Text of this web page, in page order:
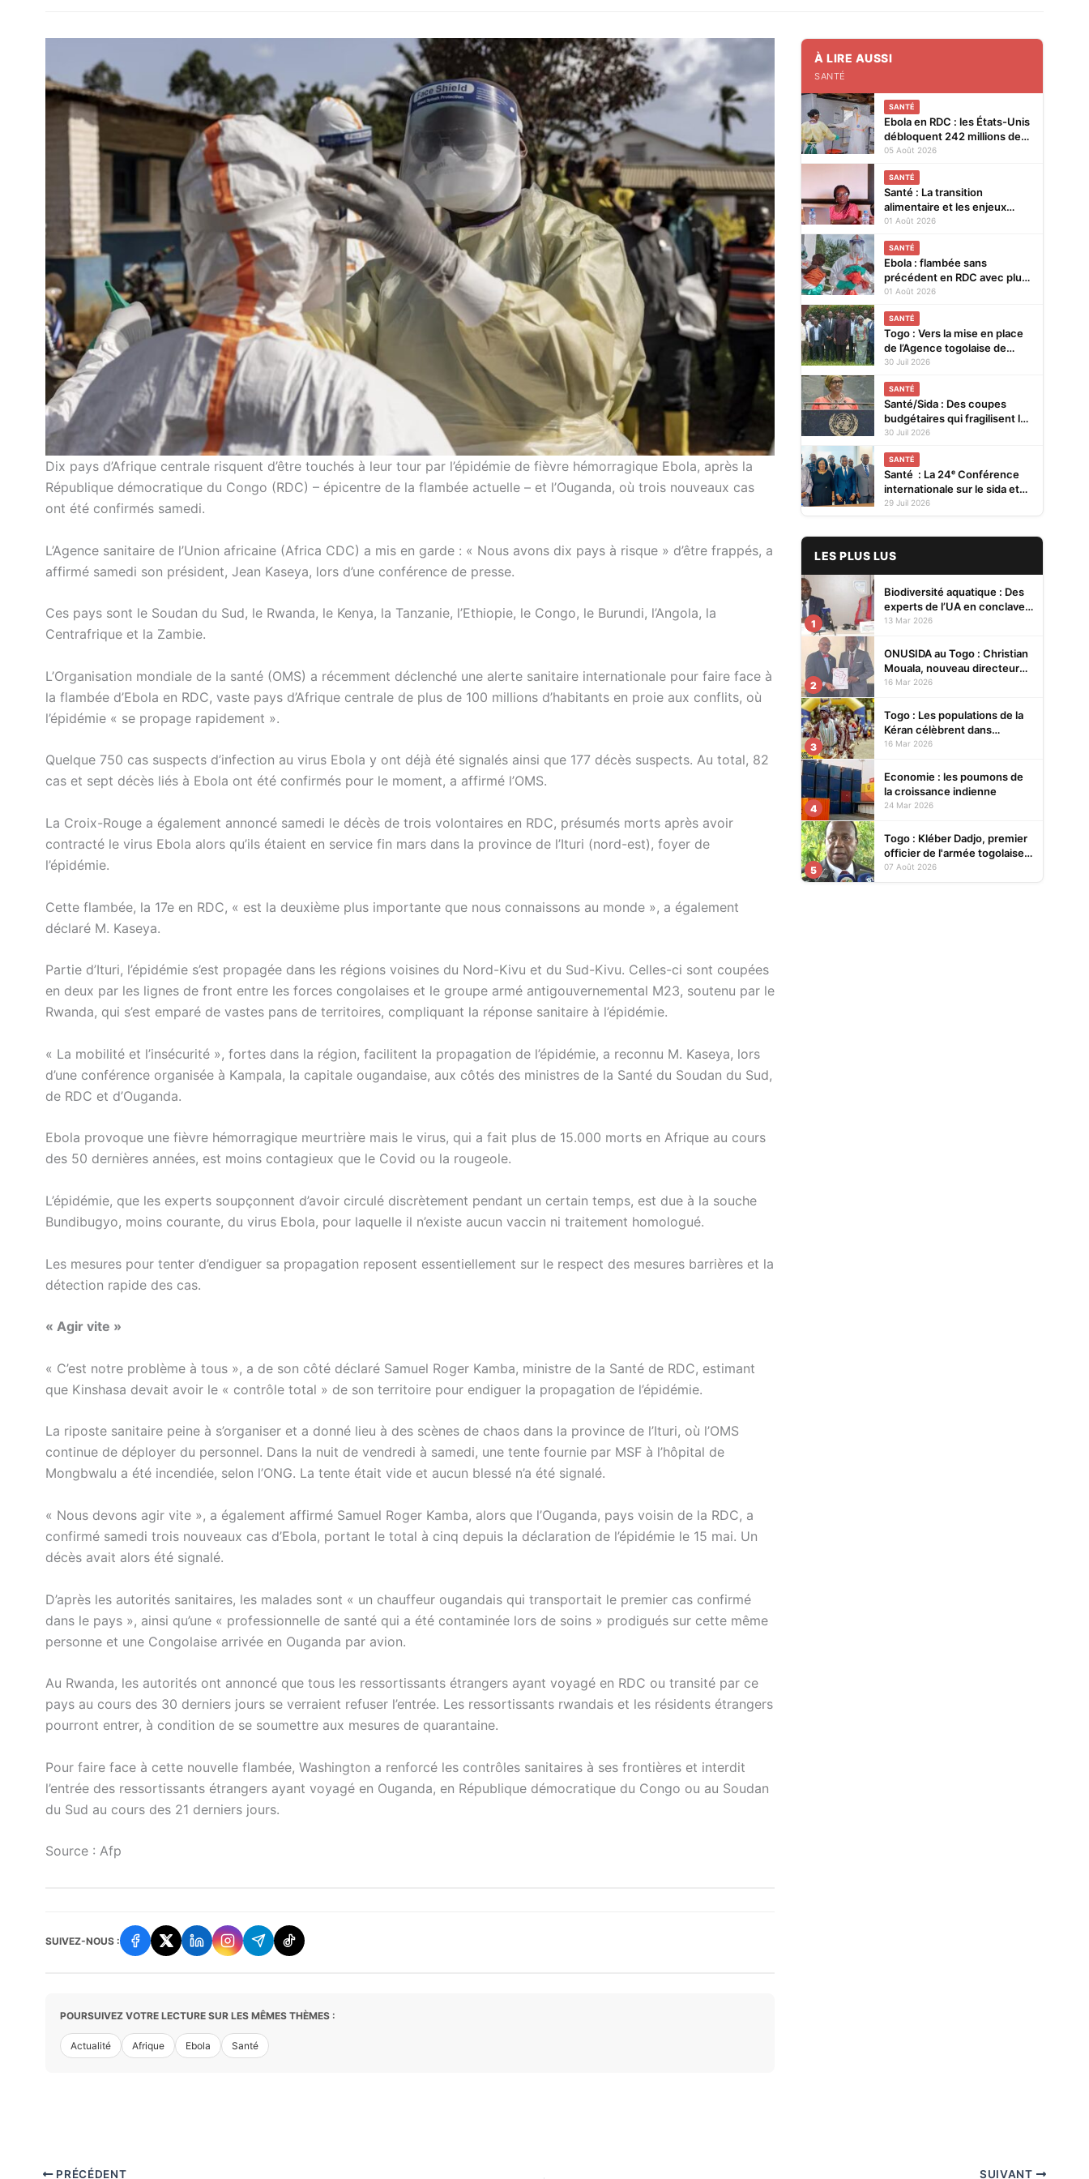
Dix pays d’Afrique centrale risquent d’être touchés à leur tour par l’épidémie de fièvre hémorragique Ebola, après la
République démocratique du Congo (RDC) – épicentre de la flambée actuelle – et l’Ouganda, où trois nouveaux cas
ont été confirmés samedi.
L’Agence sanitaire de l’Union africaine (Africa CDC) a mis en garde : « Nous avons dix pays à risque » d’être frappés, a
affirmé samedi son président, Jean Kaseya, lors d’une conférence de presse.
Ces pays sont le Soudan du Sud, le Rwanda, le Kenya, la Tanzanie, l’Ethiopie, le Congo, le Burundi, l’Angola, la
Centrafrique et la Zambie.
L’Organisation mondiale de la santé (OMS) a récemment déclenché une alerte sanitaire internationale pour faire face à
la flambée d’Ebola en RDC, vaste pays d’Afrique centrale de plus de 100 millions d’habitants en proie aux conflits, où
l’épidémie « se propage rapidement ».
Quelque 750 cas suspects d’infection au virus Ebola y ont déjà été signalés ainsi que 177 décès suspects. Au total, 82
cas et sept décès liés à Ebola ont été confirmés pour le moment, a affirmé l’OMS.
La Croix-Rouge a également annoncé samedi le décès de trois volontaires en RDC, présumés morts après avoir
contracté le virus Ebola alors qu’ils étaient en service fin mars dans la province de l’Ituri (nord-est), foyer de
l’épidémie.
Cette flambée, la 17e en RDC, « est la deuxième plus importante que nous connaissons au monde », a également
déclaré M. Kaseya.
Partie d’Ituri, l’épidémie s’est propagée dans les régions voisines du Nord-Kivu et du Sud-Kivu. Celles-ci sont coupées
en deux par les lignes de front entre les forces congolaises et le groupe armé antigouvernemental M23, soutenu par le
Rwanda, qui s’est emparé de vastes pans de territoires, compliquant la réponse sanitaire à l’épidémie.
« La mobilité et l’insécurité », fortes dans la région, facilitent la propagation de l’épidémie, a reconnu M. Kaseya, lors
d’une conférence organisée à Kampala, la capitale ougandaise, aux côtés des ministres de la Santé du Soudan du Sud,
de RDC et d’Ouganda.
Ebola provoque une fièvre hémorragique meurtrière mais le virus, qui a fait plus de 15.000 morts en Afrique au cours
des 50 dernières années, est moins contagieux que le Covid ou la rougeole.
L’épidémie, que les experts soupçonnent d’avoir circulé discrètement pendant un certain temps, est due à la souche
Bundibugyo, moins courante, du virus Ebola, pour laquelle il n’existe aucun vaccin ni traitement homologué.
Les mesures pour tenter d’endiguer sa propagation reposent essentiellement sur le respect des mesures barrières et la
détection rapide des cas.
« Agir vite »
« C’est notre problème à tous », a de son côté déclaré Samuel Roger Kamba, ministre de la Santé de RDC, estimant
que Kinshasa devait avoir le « contrôle total » de son territoire pour endiguer la propagation de l’épidémie.
La riposte sanitaire peine à s’organiser et a donné lieu à des scènes de chaos dans la province de l’Ituri, où l’OMS
continue de déployer du personnel. Dans la nuit de vendredi à samedi, une tente fournie par MSF à l’hôpital de
Mongbwalu a été incendiée, selon l’ONG. La tente était vide et aucun blessé n’a été signalé.
« Nous devons agir vite », a également affirmé Samuel Roger Kamba, alors que l’Ouganda, pays voisin de la RDC, a
confirmé samedi trois nouveaux cas d’Ebola, portant le total à cinq depuis la déclaration de l’épidémie le 15 mai. Un
décès avait alors été signalé.
D’après les autorités sanitaires, les malades sont « un chauffeur ougandais qui transportait le premier cas confirmé
dans le pays », ainsi qu’une « professionnelle de santé qui a été contaminée lors de soins » prodigués sur cette même
personne et une Congolaise arrivée en Ouganda par avion.
Au Rwanda, les autorités ont annoncé que tous les ressortissants étrangers ayant voyagé en RDC ou transité par ce
pays au cours des 30 derniers jours se verraient refuser l’entrée. Les ressortissants rwandais et les résidents étrangers
pourront entrer, à condition de se soumettre aux mesures de quarantaine.
Pour faire face à cette nouvelle flambée, Washington a renforcé les contrôles sanitaires à ses frontières et interdit
l’entrée des ressortissants étrangers ayant voyagé en Ouganda, en République démocratique du Congo ou au Soudan
du Sud au cours des 21 derniers jours.
Source : Afp
SUIVEZ-NOUS :
POURSUIVEZ VOTRE LECTURE SUR LES MÊMES THÈMES :
Actualité Afrique Ebola Santé
À LIRE AUSSI
SANTÉ
SANTÉ
Ebola en RDC : les États-Unis
débloquent 242 millions de
dollars supplémentaires
05 Août 2026
SANTÉ
Santé : La transition
alimentaire et les enjeux
nutritionnels au cœur d’un
2026 à Lomé
01 Août 2026
SANTÉ
Ebola : flambée sans
précédent en RDC avec plus
de 3.500 cas
01 Août 2026
SANTÉ
Togo : Vers la mise en place
de l’Agence togolaise de
régulation pharmaceutique
30 Juil 2026
SANTÉ
Santé/Sida : Des coupes
budgétaires qui fragilisent la
prévention et menacent les
30 Juil 2026
SANTÉ
Santé : La 24ᵉ Conférence
internationale sur le sida et
les IST en Afrique se tiendra
29 Juil 2026
LES PLUS LUS
1
Biodiversité aquatique : Des
experts de l’UA en conclave à
Lomé pour renforcer la
13 Mar 2026
2
ONUSIDA au Togo : Christian
Mouala, nouveau directeur
pays
16 Mar 2026
3
Togo : Les populations de la
Kéran célèbrent dans
l’allégresse Tislim-Difoini,
16 Mar 2026
4
Economie : les poumons de
la croissance indienne
24 Mar 2026
5
Togo : Kléber Dadjo, premier
officier de l'armée togolaise
devenu chef de l'État, au
07 Août 2026
PRÉCÉDENT SUIVANT